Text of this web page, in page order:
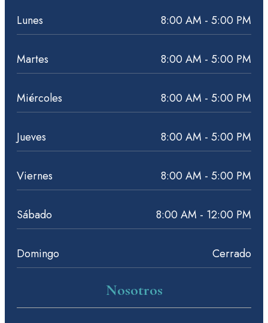
Nosotros
Lunes 8:00 AM - 5:00 PM
Martes 8:00 AM - 5:00 PM
Miércoles 8:00 AM - 5:00 PM
Jueves 8:00 AM - 5:00 PM
Viernes 8:00 AM - 5:00 PM
Sábado 8:00 AM - 12:00 PM
Domingo Cerrado